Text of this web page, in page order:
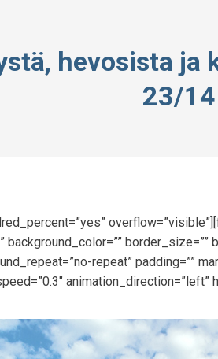
hevosista ja
23/14
border_size=””
repeat” padding=””
animation_direction=”left”